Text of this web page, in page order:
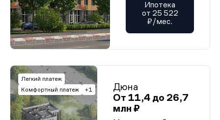
Ипотека
от 25 522
₽/мес.
Легкий платеж
Комфортный платеж
+1
Дюна
От 11,4 до 26,7
млн ₽